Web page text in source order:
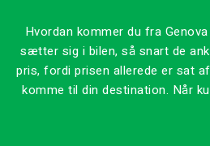
Hvordan kommer du fra
sætter sig i bilen, så snart de
pris, fordi prisen allerede er sat
komme til din destination. Når